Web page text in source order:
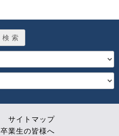
サイトマップ
卒業生の皆様へ